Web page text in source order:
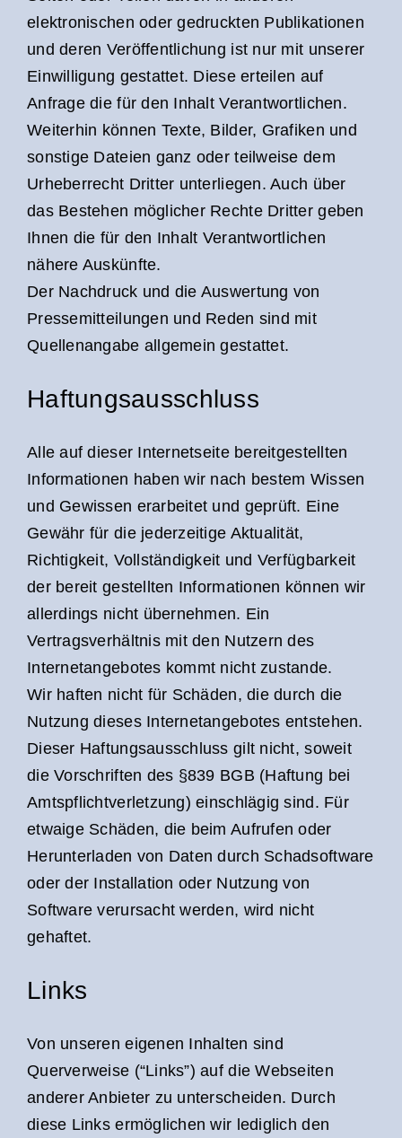
elektronischen oder gedruckten Publikationen
und deren Veröffentlichung ist nur mit unserer
Einwilligung gestattet. Diese erteilen auf
Anfrage die für den Inhalt Verantwortlichen.
Weiterhin können Texte, Bilder, Grafiken und
sonstige Dateien ganz oder teilweise dem
Urheberrecht Dritter unterliegen. Auch über
das Bestehen möglicher Rechte Dritter geben
Ihnen die für den Inhalt Verantwortlichen
nähere Auskünfte.
Der Nachdruck und die Auswertung von
Pressemitteilungen und Reden sind mit
Quellenangabe allgemein gestattet.
Haftungsausschluss
Alle auf dieser Internetseite bereitgestellten
Informationen haben wir nach bestem Wissen
und Gewissen erarbeitet und geprüft. Eine
Gewähr für die jederzeitige Aktualität,
Richtigkeit, Vollständigkeit und Verfügbarkeit
der bereit gestellten Informationen können wir
allerdings nicht übernehmen. Ein
Vertragsverhältnis mit den Nutzern des
Internetangebotes kommt nicht zustande.
Wir haften nicht für Schäden, die durch die
Nutzung dieses Internetangebotes entstehen.
Dieser Haftungsausschluss gilt nicht, soweit
die Vorschriften des §839 BGB (Haftung bei
Amtspflichtverletzung) einschlägig sind. Für
etwaige Schäden, die beim Aufrufen oder
Herunterladen von Daten durch Schadsoftware
oder der Installation oder Nutzung von
Software verursacht werden, wird nicht
gehaftet.
Links
Von unseren eigenen Inhalten sind
Querverweise (“Links”) auf die Webseiten
anderer Anbieter zu unterscheiden. Durch
diese Links ermöglichen wir lediglich den